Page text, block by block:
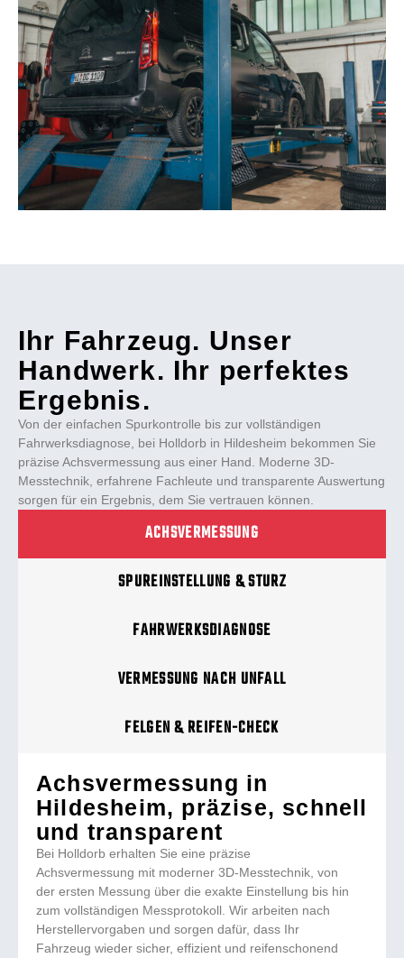
Ihr Fahrzeug. Unser
Handwerk. Ihr perfektes
Ergebnis.
Von der einfachen Spurkontrolle bis zur vollständigen
Fahrwerksdiagnose, bei Holldorb in Hildesheim bekommen Sie
präzise Achsvermessung aus einer Hand. Moderne 3D-
Messtechnik, erfahrene Fachleute und transparente Auswertung
sorgen für ein Ergebnis, dem Sie vertrauen können.
ACHSVERMESSUNG
SPUREINSTELLUNG & STURZ
FAHRWERKSDIAGNOSE
VERMESSUNG NACH UNFALL
FELGEN & REIFEN-CHECK
Achsvermessung in
Hildesheim, präzise, schnell
und transparent
Bei Holldorb erhalten Sie eine präzise
Achsvermessung mit moderner 3D-Messtechnik, von
der ersten Messung über die exakte Einstellung bis hin
zum vollständigen Messprotokoll. Wir arbeiten nach
Herstellervorgaben und sorgen dafür, dass Ihr
Fahrzeug wieder sicher, effizient und reifenschonend